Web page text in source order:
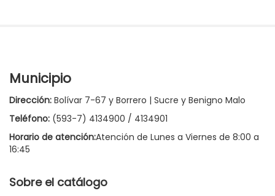
Municipio
Dirección: Bolívar 7-67 y Borrero | Sucre y Benigno Malo
Teléfono: (593-7) 4134900 / 4134901
Horario de atención:Atención de Lunes a Viernes de 8:00 a
16:45
Sobre el catálogo